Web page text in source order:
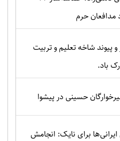
مدافعان حرم
پیوند شاخه تعلیم و تربیت
باد.
حسینی در پیشوا
برای نایک: انجامش